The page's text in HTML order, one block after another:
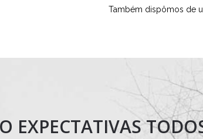
Também dispômos de
EXPECTATIVAS